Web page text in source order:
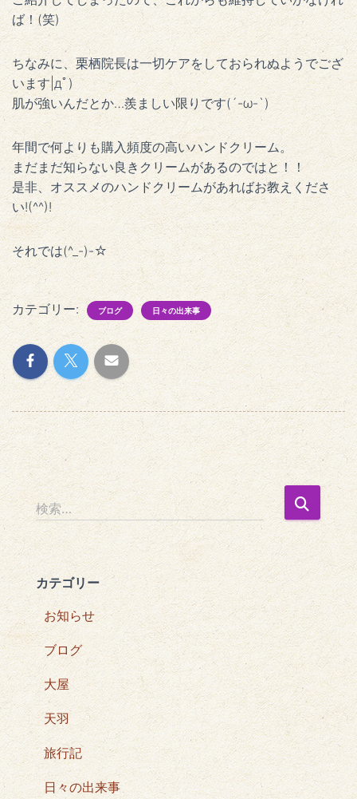
ば！(笑)
ちなみに、栗栖院長は一切ケアをしておられぬようでござ
います|дﾟ)
肌が強いんだとか…羨ましい限りです(´-ω-`)
年間で何よりも購入頻度の高いハンドクリーム。
まだまだ知らない良きクリームがあるのではと！！
是非、オススメのハンドクリームがあればお教えくださ
い!(^^)!
それでは(^_-)-☆
カテゴリー: ブログ 日々の出来事
検
索
:
検索…
カテゴリー
お知らせ
ブログ
大屋
天羽
旅行記
日々の出来事